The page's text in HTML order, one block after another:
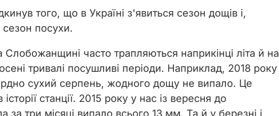
того, що в Україні з'явиться сезон дощів і,
сезон посухи.
Слобожанщині часто трапляються наприкінці літа й на
тривалі посушливі періоди. Наприклад, 2018 року
сухий серпень, жодного дощу не випало. Це
станції. 2015 року у нас із вересня до
за три місяці випало всього 13 мм. Та й у березні і